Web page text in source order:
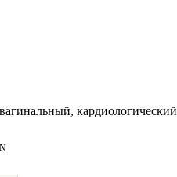
кардиологический